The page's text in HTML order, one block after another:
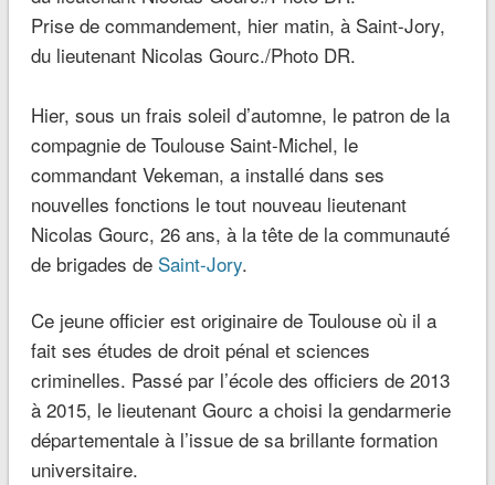
Prise de commandement, hier matin, à Saint-Jory,
du lieutenant Nicolas Gourc./Photo DR.
Hier, sous un frais soleil d’automne, le patron de la
compagnie de Toulouse Saint-Michel, le
commandant Vekeman, a installé dans ses
nouvelles fonctions le tout nouveau lieutenant
Nicolas Gourc, 26 ans, à la tête de la communauté
de brigades de Saint-Jory.
Ce jeune officier est originaire de Toulouse où il a
fait ses études de droit pénal et sciences
criminelles. Passé par l’école des officiers de 2013
à 2015, le lieutenant Gourc a choisi la gendarmerie
départementale à l’issue de sa brillante formation
universitaire.